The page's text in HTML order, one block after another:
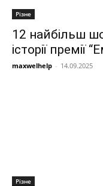
Різне
12 найбільш
історії премії
maxwelhelp - 14.09.2025
Різне